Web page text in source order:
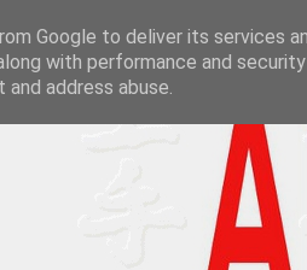
Google to deliver its services
with performance and
address abuse.